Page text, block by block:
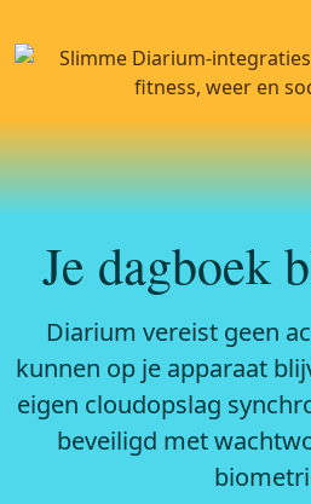
Je dagboek
Diarium vereist geen
kunnen op je apparaat
eigen cloudopslag
beveiligd met